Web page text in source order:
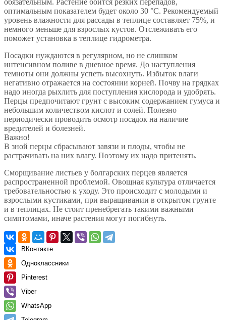
оптимальным показателем будет около 30 °С. Рекомендуемый
уровень влажности для рассады в теплице составляет 75%, и
немного меньше для взрослых кустов. Отслеживать его
поможет установка в теплице гидрометра.
Посадки нуждаются в регулярном, но не слишком
интенсивном поливе в дневное время. До наступления
темноты они должны успеть высохнуть. Избыток влаги
негативно отражается на состоянии корней. Почву на грядках
надо иногда рыхлить для поступления кислорода и удобрять.
Перцы предпочитают грунт с высоким содержанием гумуса и
небольшим количеством кислот и солей. Полезно
периодически проводить осмотр посадок на наличие
вредителей и болезней.
Важно!
В зной перцы сбрасывают завязи и плоды, чтобы не
растрачивать на них влагу. Поэтому их надо притенять.
Сморщивание листьев у болгарских перцев является
распространенной проблемой. Овощная культура отличается
требовательностью к уходу. Это происходит с молодыми и
взрослыми кустиками, при выращивании в открытом грунте
и в теплицах. Не стоит пренебрегать такими важными
симптомами, иначе растения могут погибнуть.
ВКонтакте
Одноклассники
Pinterest
Viber
WhatsApp